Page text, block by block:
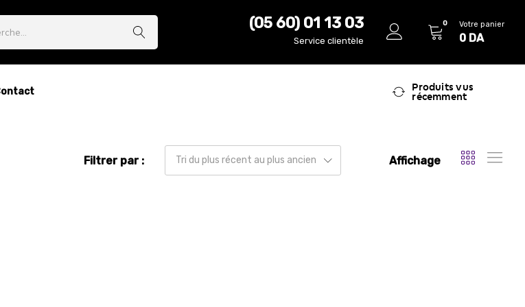
(05 60) 01 13 03
Service clientèle
0 Votre panier
0 DA
Produits vus
récemment
Filtrer par : Tri du plus récent au plus ancien Affichage